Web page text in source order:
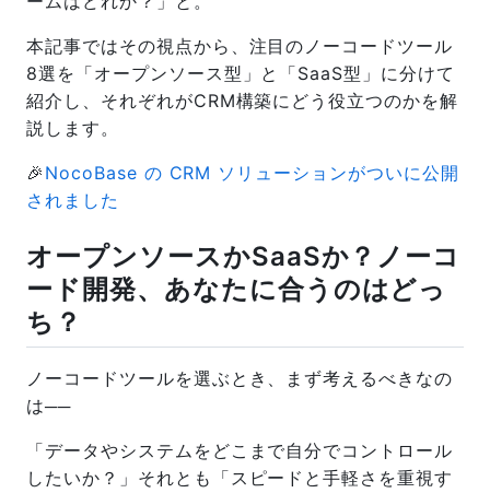
本記事ではその視点から、注目のノーコードツール
8選を「オープンソース型」と「SaaS型」に分けて
紹介し、それぞれがCRM構築にどう役立つのかを解
説します。
🎉 NocoBase の CRM ソリューションがついに公開
されました
オープンソースかSaaSか？ノーコ
ード開発、あなたに合うのはどっ
ち？
ノーコードツールを選ぶとき、まず考えるべきなの
は──
「データやシステムをどこまで自分でコントロール
したいか？」それとも「スピードと手軽さを重視す